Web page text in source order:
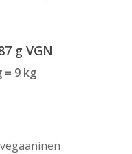
g VGN
= 9 kg